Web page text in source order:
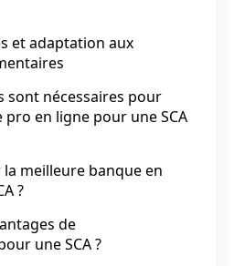
et adaptation aux
sont nécessaires pour
en ligne pour une SCA
meilleure banque en
?
de
une SCA ?